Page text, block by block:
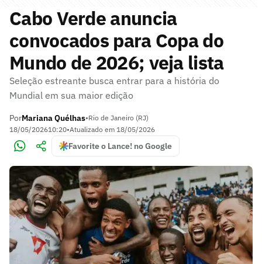
Cabo Verde anuncia
convocados para Copa do
Mundo de 2026; veja lista
Seleção estreante busca entrar para a história do
Mundial em sua maior edição
PorMariana Quélhas•Rio de Janeiro (RJ)
18/05/202610:20•Atualizado em 18/05/2026
Favorite o Lance! no Google